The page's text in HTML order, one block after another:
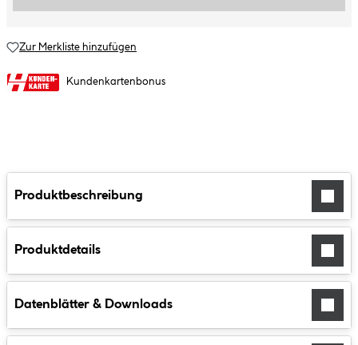
Zur Merkliste hinzufügen
Kundenkartenbonus
Produktbeschreibung
Produktdetails
Datenblätter & Downloads